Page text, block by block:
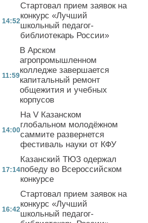
14:52
Стартовал прием заявок на
конкурс «Лучший
школьный педагог-
библиотекарь России»
11:59
В Арском
агропромышленном
колледже завершается
капитальный ремонт
общежития и учебных
корпусов
14:00
На V Казанском
глобальном молодёжном
саммите развернется
фестиваль науки от КФУ
17:14
Казанский ТЮЗ одержал
победу во Всероссийском
конкурсе
16:42
Стартовал прием заявок на
конкурс «Лучший
школьный педагог-